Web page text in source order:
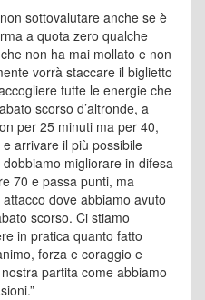
sottovalutare anche se è
a quota zero qualche
non ha mai mollato e non
vorrà staccare il biglietto
tutte le energie che
scorso d’altronde, a
per 25 minuti ma per 40,
arrivare il più possibile
migliorare in difesa
70 e passa punti, ma
dove abbiamo avuto
scorso. Ci stiamo
in pratica quanto fatto
forza e coraggio e
partita come abbiamo